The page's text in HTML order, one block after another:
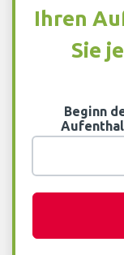
Ihren
Sie
Beginn